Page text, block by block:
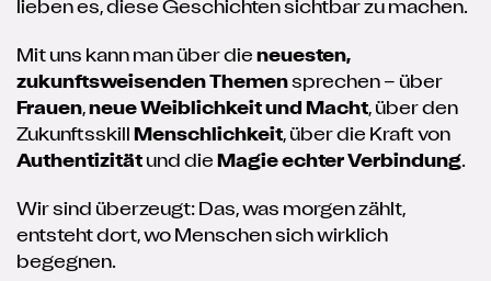
lieben es, diese Geschichten sichtbar zu machen.
Mit uns kann man über die neuesten,
zukunftsweisenden Themen sprechen – über
Frauen, neue Weiblichkeit und Macht, über den
Zukunftsskill
Menschlichkeit, über die Kraft von
Authentizität und die Magie echter Verbindung.
Wir sind überzeugt: Das, was morgen zählt,
entsteht dort, wo Menschen sich wirklich
begegnen.